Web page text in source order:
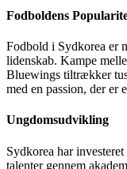
Fodboldens
Fodbold i Sydkorea er
lidenskab. Kampe
Bluewings tiltrækker
med en passion, der er
Ungdomsudvikling
Sydkorea har
talenter gennem